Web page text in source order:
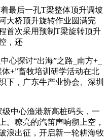
最后一孔T梁整体顶升调坡
大桥顶升旋转作业圆满完
首次采用预制T梁旋转顶升
，还
心探讨“出海”之路_南方+_
体+”畜牧培训研学活动在北
下，广东牛产业协会、深圳
中心渔港新高桩码头，一
。嘹亮的汽笛声响彻上空，
浪出征，开启新一轮耕海牧